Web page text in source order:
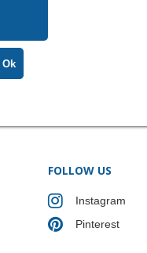
Ok
FOLLOW US
Instagram
Pinterest